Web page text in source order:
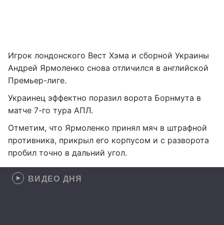
Игрок лондонского Вест Хэма и сборной Украины
Андрей Ярмоленко снова отличился в английской
Премьер-лиге.
Украинец эффектно поразил ворота Борнмута в
матче 7-го тура АПЛ.
Отметим, что Ярмоленко принял мяч в штрафной
противника, прикрыл его корпусом и с разворота
пробил точно в дальний угол.
ВИДЕО ДНЯ